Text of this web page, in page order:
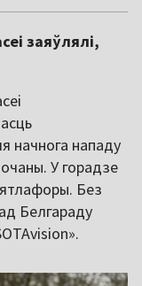
заяўлялі,
начнога нападу
У горадзе
Без
Белгараду